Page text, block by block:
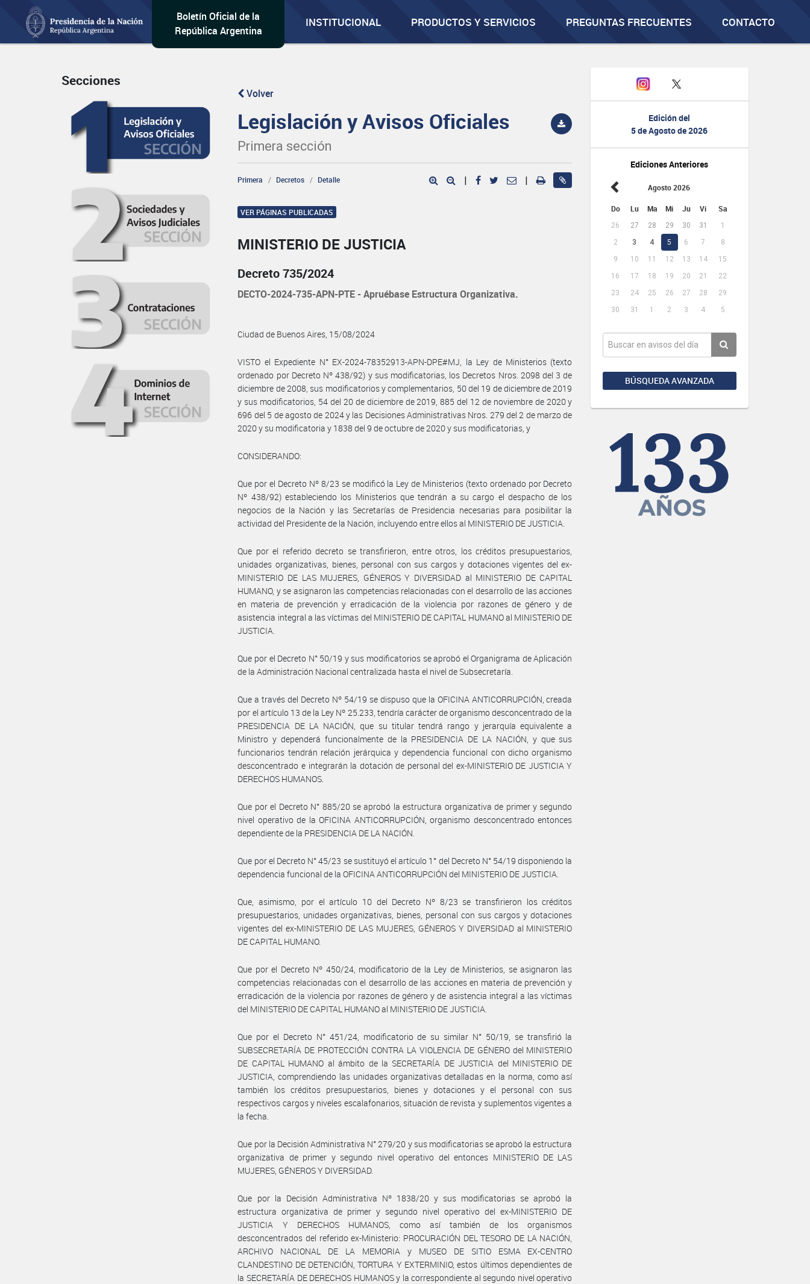
Boletín Oficial de la
República Argentina
INSTITUCIONAL PRODUCTOS Y SERVICIOS PREGUNTAS FRECUENTES CONTACTO
Edición del
5 de Agosto de 2026
Ediciones Anteriores
Agosto 2026
Do Lu Ma Mi Ju Vi Sa
26 27 28 29 30 31
1
2
3 4 5 6 7
8
9
10 11 12 13 14
15
16
17 18 19 20 21
22
23
24 25 26 27 28
29
30
31 1 2 3 4 5
BÚSQUEDA AVANZADA
Secciones
Volver
Legislación y Avisos Oficiales
Primera sección
Primera Decretos Detalle | |
VER PÁGINAS PUBLICADAS
MINISTERIO DE JUSTICIA
Decreto 735/2024
DECTO-2024-735-APN-PTE - Apruébase Estructura Organizativa.
Ciudad de Buenos Aires, 15/08/2024
VISTO el Expediente N° EX-2024-78352913-APN-DPE#MJ, la Ley de Ministerios (texto
ordenado por Decreto Nº 438/92) y sus modificatorias, los Decretos Nros. 2098 del 3 de
diciembre de 2008, sus modificatorios y complementarios, 50 del 19 de diciembre de 2019
y sus modificatorios, 54 del 20 de diciembre de 2019, 885 del 12 de noviembre de 2020 y
696 del 5 de agosto de 2024 y las Decisiones Administrativas Nros. 279 del 2 de marzo de
2020 y su modificatoria y 1838 del 9 de octubre de 2020 y sus modificatorias, y
CONSIDERANDO:
Que por el Decreto Nº 8/23 se modificó la Ley de Ministerios (texto ordenado por Decreto
Nº 438/92) estableciendo los Ministerios que tendrán a su cargo el despacho de los
negocios de la Nación y las Secretarías de Presidencia necesarias para posibilitar la
actividad del Presidente de la Nación, incluyendo entre ellos al MINISTERIO DE JUSTICIA.
Que por el referido decreto se transfirieron, entre otros, los créditos presupuestarios,
unidades organizativas, bienes, personal con sus cargos y dotaciones vigentes del ex-
MINISTERIO DE LAS MUJERES, GÉNEROS Y DIVERSIDAD al MINISTERIO DE CAPITAL
HUMANO, y se asignaron las competencias relacionadas con el desarrollo de las acciones
en materia de prevención y erradicación de la violencia por razones de género y de
asistencia integral a las víctimas del MINISTERIO DE CAPITAL HUMANO al MINISTERIO DE
JUSTICIA.
Que por el Decreto N° 50/19 y sus modificatorios se aprobó el Organigrama de Aplicación
de la Administración Nacional centralizada hasta el nivel de Subsecretaría.
Que a través del Decreto Nº 54/19 se dispuso que la OFICINA ANTICORRUPCIÓN, creada
por el artículo 13 de la Ley Nº 25.233, tendría carácter de organismo desconcentrado de la
PRESIDENCIA DE LA NACIÓN, que su titular tendrá rango y jerarquía equivalente a
Ministro y dependerá funcionalmente de la PRESIDENCIA DE LA NACIÓN, y que sus
funcionarios tendrán relación jerárquica y dependencia funcional con dicho organismo
desconcentrado e integrarán la dotación de personal del ex-MINISTERIO DE JUSTICIA Y
DERECHOS HUMANOS.
Que por el Decreto N° 885/20 se aprobó la estructura organizativa de primer y segundo
nivel operativo de la OFICINA ANTICORRUPCIÓN, organismo desconcentrado entonces
dependiente de la PRESIDENCIA DE LA NACIÓN.
Que por el Decreto N° 45/23 se sustituyó el artículo 1° del Decreto N° 54/19 disponiendo la
dependencia funcional de la OFICINA ANTICORRUPCIÓN del MINISTERIO DE JUSTICIA.
Que, asimismo, por el artículo 10 del Decreto Nº 8/23 se transfirieron los créditos
presupuestarios, unidades organizativas, bienes, personal con sus cargos y dotaciones
vigentes del ex-MINISTERIO DE LAS MUJERES, GÉNEROS Y DIVERSIDAD al MINISTERIO
DE CAPITAL HUMANO.
Que por el Decreto Nº 450/24, modificatorio de la Ley de Ministerios, se asignaron las
competencias relacionadas con el desarrollo de las acciones en materia de prevención y
erradicación de la violencia por razones de género y de asistencia integral a las víctimas
del MINISTERIO DE CAPITAL HUMANO al MINISTERIO DE JUSTICIA.
Que por el Decreto N° 451/24, modificatorio de su similar N° 50/19, se transfirió la
SUBSECRETARÍA DE PROTECCIÓN CONTRA LA VIOLENCIA DE GÉNERO del MINISTERIO
DE CAPITAL HUMANO al ámbito de la SECRETARÍA DE JUSTICIA del MINISTERIO DE
JUSTICIA, comprendiendo las unidades organizativas detalladas en la norma, como así
también los créditos presupuestarios, bienes y dotaciones y el personal con sus
respectivos cargos y niveles escalafonarios, situación de revista y suplementos vigentes a
la fecha.
Que por la Decisión Administrativa N° 279/20 y sus modificatorias se aprobó la estructura
organizativa de primer y segundo nivel operativo del entonces MINISTERIO DE LAS
MUJERES, GÉNEROS Y DIVERSIDAD.
Que por la Decisión Administrativa Nº 1838/20 y sus modificatorias se aprobó la
estructura organizativa de primer y segundo nivel operativo del ex-MINISTERIO DE
JUSTICIA Y DERECHOS HUMANOS, como así también de los organismos
desconcentrados del referido ex-Ministerio: PROCURACIÓN DEL TESORO DE LA NACIÓN,
ARCHIVO NACIONAL DE LA MEMORIA y MUSEO DE SITIO ESMA EX-CENTRO
CLANDESTINO DE DETENCIÓN, TORTURA Y EXTERMINIO, estos últimos dependientes de
la SECRETARÍA DE DERECHOS HUMANOS y la correspondiente al segundo nivel operativo